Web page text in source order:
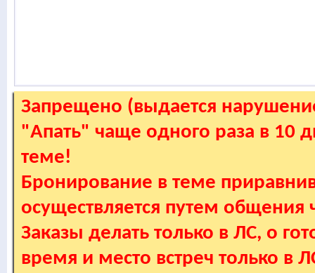
Запрещено (выдается
"Апать" чаще одного раза в 10
теме!
Бронирование в теме
осуществляется путем
Заказы делать только в ЛС, о
время и место встреч только в